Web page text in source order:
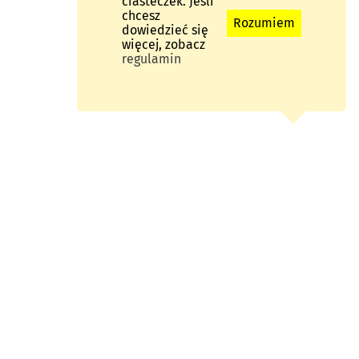
chcesz
dowiedzieć się
więcej, zobacz
regulamin
Rozumiem